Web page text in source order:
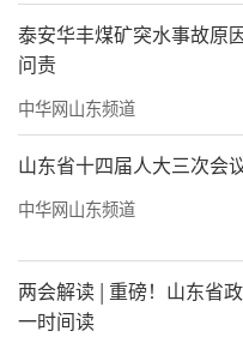
泰安华丰煤矿突水事故原
问责
中华网山东频道
山东省十四届人大三次会
中华网山东频道
两会解读 | 重磅！山东省
一时间读